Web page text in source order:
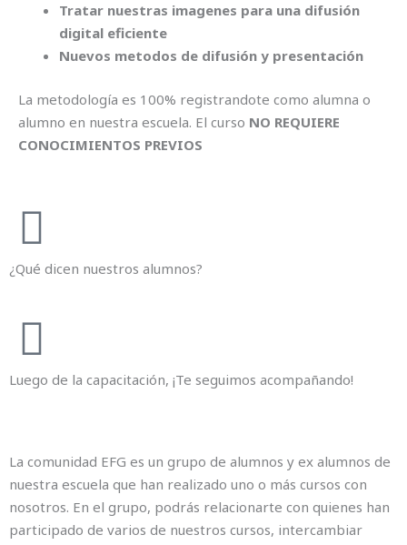
Tratar nuestras imagenes para una difusión
digital eficiente
Nuevos metodos de difusión y presentación
La metodología es 100% registrandote como alumna o
alumno en nuestra escuela. El curso NO REQUIERE
CONOCIMIENTOS PREVIOS
¿Qué dicen nuestros alumnos?
Luego de la capacitación, ¡Te seguimos acompañando!
La comunidad EFG es un grupo de alumnos y ex alumnos de
nuestra escuela que han realizado uno o más cursos con
nosotros. En el grupo, podrás relacionarte con quienes han
participado de varios de nuestros cursos, intercambiar